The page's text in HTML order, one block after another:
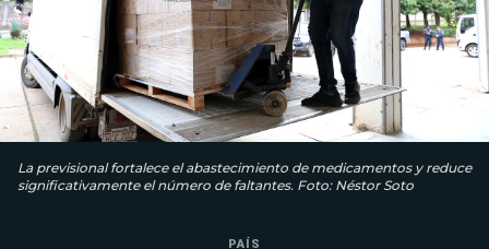
La previsional fortalece el abastecimiento de medicamentos y reduce
significativamente el número de faltantes. Foto: Néstor Soto
PAÍS